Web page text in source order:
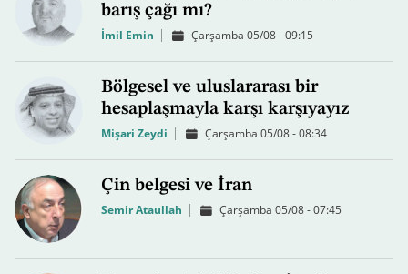
barış çağı mı?
İmil Emin Çarşamba 05/08 - 09:15
Bölgesel ve uluslararası bir
hesaplaşmayla karşı karşıyayız
Mişari Zeydi Çarşamba 05/08 - 08:34
Çin belgesi ve İran
Semir Ataullah Çarşamba 05/08 - 07:45